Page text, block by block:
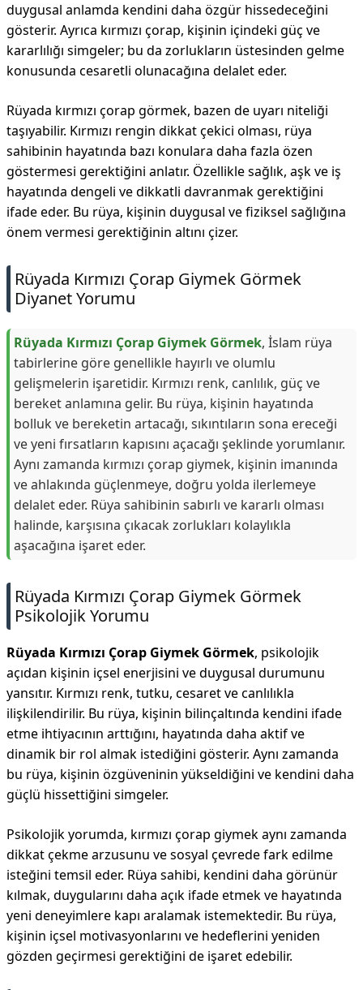
duygusal anlamda kendini daha özgür hissedeceğini
gösterir. Ayrıca kırmızı çorap, kişinin içindeki güç ve
kararlılığı simgeler; bu da zorlukların üstesinden gelme
konusunda cesaretli olunacağına delalet eder.
Rüyada kırmızı çorap görmek, bazen de uyarı niteliği
taşıyabilir. Kırmızı rengin dikkat çekici olması, rüya
sahibinin hayatında bazı konulara daha fazla özen
göstermesi gerektiğini anlatır. Özellikle sağlık, aşk ve iş
hayatında dengeli ve dikkatli davranmak gerektiğini
ifade eder. Bu rüya, kişinin duygusal ve fiziksel sağlığına
önem vermesi gerektiğinin altını çizer.
Rüyada Kırmızı Çorap Giymek Görmek
Diyanet Yorumu
Rüyada Kırmızı Çorap Giymek Görmek, İslam rüya
tabirlerine göre genellikle hayırlı ve olumlu
gelişmelerin işaretidir. Kırmızı renk, canlılık, güç ve
bereket anlamına gelir. Bu rüya, kişinin hayatında
bolluk ve bereketin artacağı, sıkıntıların sona ereceği
ve yeni fırsatların kapısını açacağı şeklinde yorumlanır.
Aynı zamanda kırmızı çorap giymek, kişinin imanında
ve ahlakında güçlenmeye, doğru yolda ilerlemeye
delalet eder. Rüya sahibinin sabırlı ve kararlı olması
halinde, karşısına çıkacak zorlukları kolaylıkla
aşacağına işaret eder.
Rüyada Kırmızı Çorap Giymek Görmek
Psikolojik Yorumu
Rüyada Kırmızı Çorap Giymek Görmek, psikolojik
açıdan kişinin içsel enerjisini ve duygusal durumunu
yansıtır. Kırmızı renk, tutku, cesaret ve canlılıkla
ilişkilendirilir. Bu rüya, kişinin bilinçaltında kendini ifade
etme ihtiyacının arttığını, hayatında daha aktif ve
dinamik bir rol almak istediğini gösterir. Aynı zamanda
bu rüya, kişinin özgüveninin yükseldiğini ve kendini daha
güçlü hissettiğini simgeler.
Psikolojik yorumda, kırmızı çorap giymek aynı zamanda
dikkat çekme arzusunu ve sosyal çevrede fark edilme
isteğini temsil eder. Rüya sahibi, kendini daha görünür
kılmak, duygularını daha açık ifade etmek ve hayatında
yeni deneyimlere kapı aralamak istemektedir. Bu rüya,
kişinin içsel motivasyonlarını ve hedeflerini yeniden
gözden geçirmesi gerektiğini de işaret edebilir.